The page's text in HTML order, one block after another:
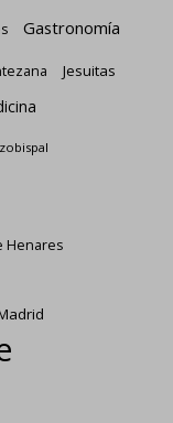
Gastronomía
Jesuitas
Henares